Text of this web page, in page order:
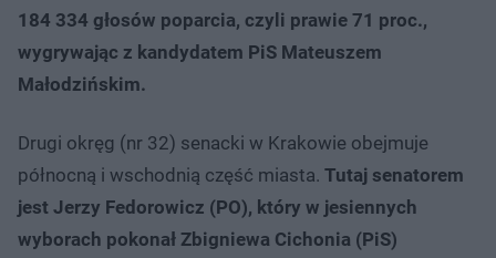
184 334 głosów poparcia, czyli prawie 71 proc.,
wygrywając z kandydatem PiS Mateuszem
Małodzińskim.
Drugi okręg (nr 32) senacki w Krakowie obejmuje
północną i wschodnią część miasta. Tutaj senatorem
jest Jerzy Fedorowicz (PO), który w jesiennych
wyborach pokonał Zbigniewa Cichonia (PiS)